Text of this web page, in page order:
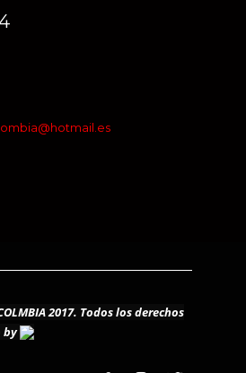
2017. Todos los derechos
by